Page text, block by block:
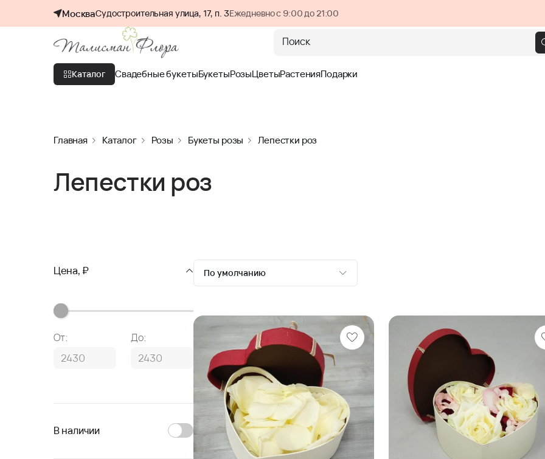
МоскваСудостроительная улица, 17, п. 3Ежедневно с 9:00 до 21:00
Поиск
Каталог Свадебные букетыБукетыРозыЦветыРастенияПодарки
Главная Каталог Розы Букеты розы Лепестки роз
Лепестки роз
Цена, ₽
От: До:
В наличии
По умолчанию
Сначала дешевле
Сначала дороже